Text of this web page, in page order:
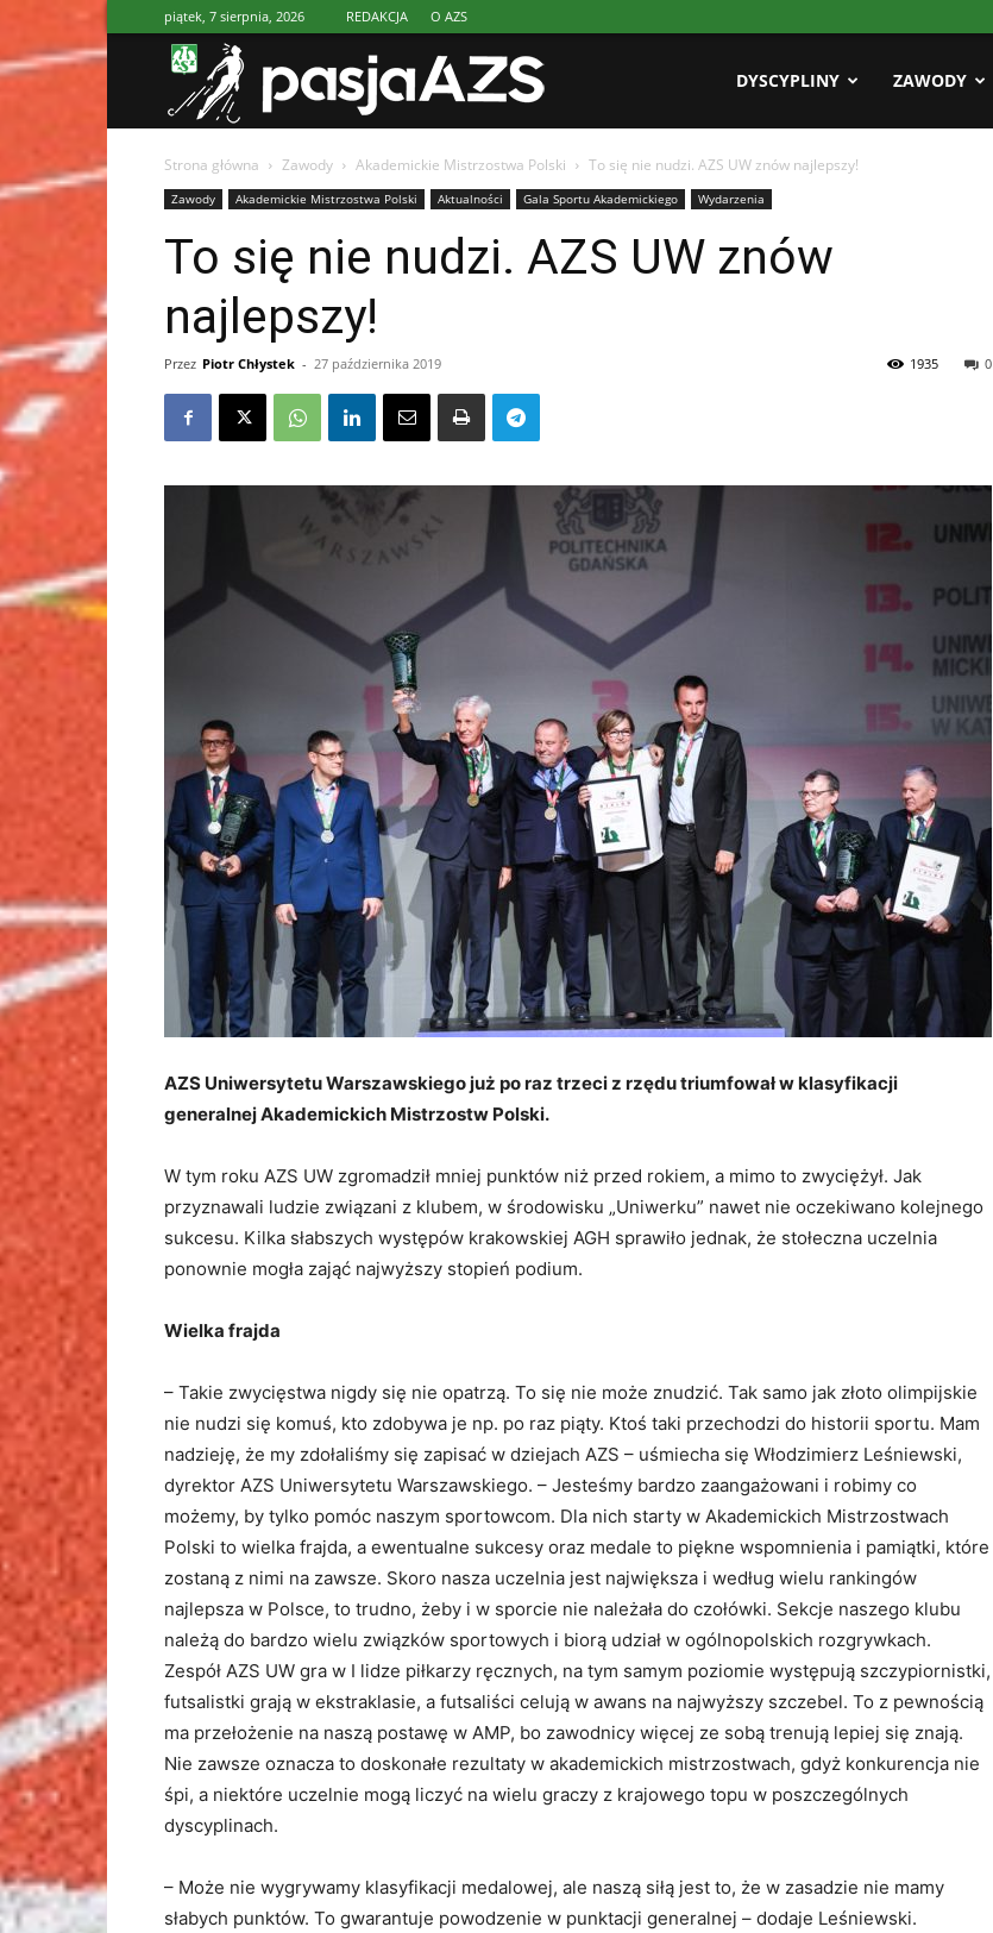
piątek, 7 sierpnia, 2026 REDAKCJA O AZS
AZS
DYSCYPLINY ZAWODY
Strona główna Zawody Akademickie Mistrzostwa Polski To się nie nudzi. AZS UW znów najlepszy!
Zawody Akademickie Mistrzostwa Polski Aktualności Gala Sportu Akademickiego Wydarzenia
To się nie nudzi. AZS UW znów
najlepszy!
Przez Piotr Chłystek - 27 października 2019 0
1935
AZS Uniwersytetu Warszawskiego już po raz trzeci z rzędu triumfował w klasyfikacji
generalnej Akademickich Mistrzostw Polski.
W tym roku AZS UW zgromadził mniej punktów niż przed rokiem, a mimo to zwyciężył. Jak
przyznawali ludzie związani z klubem, w środowisku „Uniwerku” nawet nie oczekiwano kolejnego
sukcesu. Kilka słabszych występów krakowskiej AGH sprawiło jednak, że stołeczna uczelnia
ponownie mogła zająć najwyższy stopień podium.
Wielka frajda
– Takie zwycięstwa nigdy się nie opatrzą. To się nie może znudzić. Tak samo jak złoto olimpijskie
nie nudzi się komuś, kto zdobywa je np. po raz piąty. Ktoś taki przechodzi do historii sportu. Mam
nadzieję, że my zdołaliśmy się zapisać w dziejach AZS – uśmiecha się Włodzimierz Leśniewski,
dyrektor AZS Uniwersytetu Warszawskiego. – Jesteśmy bardzo zaangażowani i robimy co
możemy, by tylko pomóc naszym sportowcom. Dla nich starty w Akademickich Mistrzostwach
Polski to wielka frajda, a ewentualne sukcesy oraz medale to piękne wspomnienia i pamiątki, które
zostaną z nimi na zawsze. Skoro nasza uczelnia jest największa i według wielu rankingów
najlepsza w Polsce, to trudno, żeby i w sporcie nie należała do czołówki. Sekcje naszego klubu
należą do bardzo wielu związków sportowych i biorą udział w ogólnopolskich rozgrywkach.
Zespół AZS UW gra w I lidze piłkarzy ręcznych, na tym samym poziomie występują szczypiornistki,
futsalistki grają w ekstraklasie, a futsaliści celują w awans na najwyższy szczebel. To z pewnością
ma przełożenie na naszą postawę w AMP, bo zawodnicy więcej ze sobą trenują lepiej się znają.
Nie zawsze oznacza to doskonałe rezultaty w akademickich mistrzostwach, gdyż konkurencja nie
śpi, a niektóre uczelnie mogą liczyć na wielu graczy z krajowego topu w poszczególnych
dyscyplinach.
– Może nie wygrywamy klasyfikacji medalowej, ale naszą siłą jest to, że w zasadzie nie mamy
słabych punktów. To gwarantuje powodzenie w punktacji generalnej – dodaje Leśniewski.